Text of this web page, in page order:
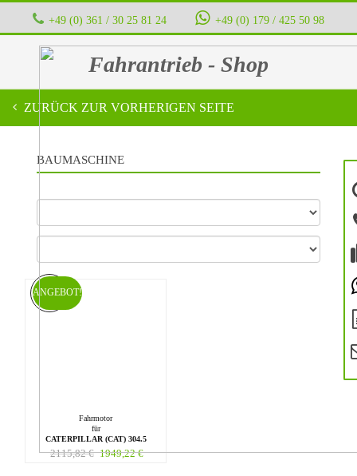
+49 (0) 361 / 30 25 81 24 ‭ ‭ ‭ ‭ +49 (0) 179 / 425 50 98
Fahrantrieb - Shop
ZURÜCK ZUR VORHERIGEN SEITE
BAUMASCHINE
Fahrmotor
für
CATERPILLAR (CAT) 304.5
2115,82€ 1949,22€
ANGEBOT!